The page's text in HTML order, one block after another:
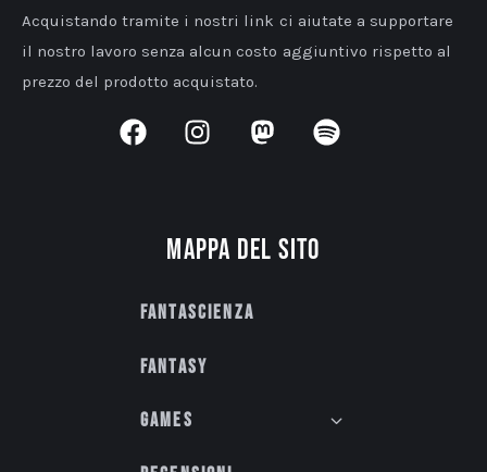
Acquistando tramite i nostri link ci aiutate a supportare
il nostro lavoro senza alcun costo aggiuntivo rispetto al
prezzo del prodotto acquistato.
Mappa del sito
Fantascienza
Fantasy
Games